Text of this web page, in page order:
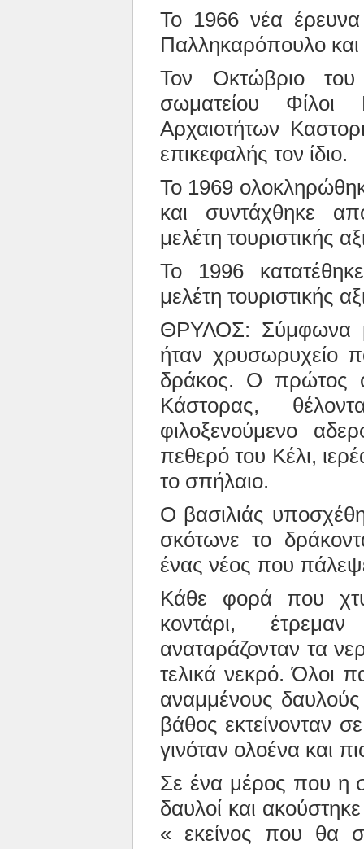
Το 1966 νέα
Παλληκαρόπουλο
Τον Οκτώβριο
σωματείου Φίλοι
Αρχαιοτήτων
επικεφαλής τον ίδιο.
Το 1969
και συντάχθηκε
μελέτη τουριστικής
Το 1996
μελέτη τουριστικής
ΘΡΥΛΟΣ: Σύμφωνα
ήταν χρυσωρυχείο
δράκος. Ο πρώτος
Κάστορας,
φιλοξενούμενο
πεθερό του Κέλι,
το σπήλαιο.
Ο βασιλιάς
σκότωνε το
ένας νέος που
Κάθε φορά που
κοντάρι,
αναταράζονταν τα
τελικά νεκρό. Όλοι
αναμμένους
βάθος εκτείνονταν
γινόταν ολοένα και
Σε ένα μέρος που η
δαυλοί και
« εκείνος που θα